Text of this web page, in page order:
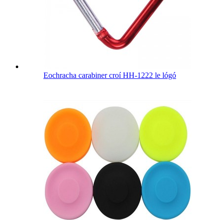
Eochracha carabiner croí HH-1222 le lógó